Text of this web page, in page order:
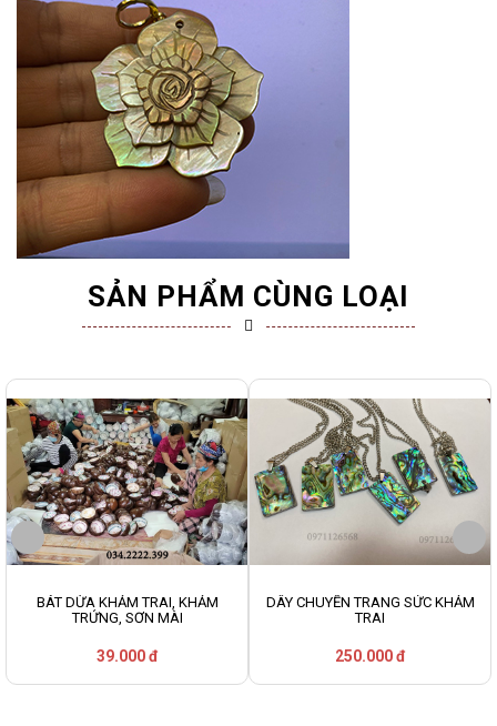
SẢN PHẨM CÙNG LOẠI
BÁT DỪA KHẢM TRAI, KHẢM
TRỨNG, SƠN MÀI
39.000 đ
DÂY CHUYỀN TRANG SỨC KHẢM
TRAI
250.000 đ